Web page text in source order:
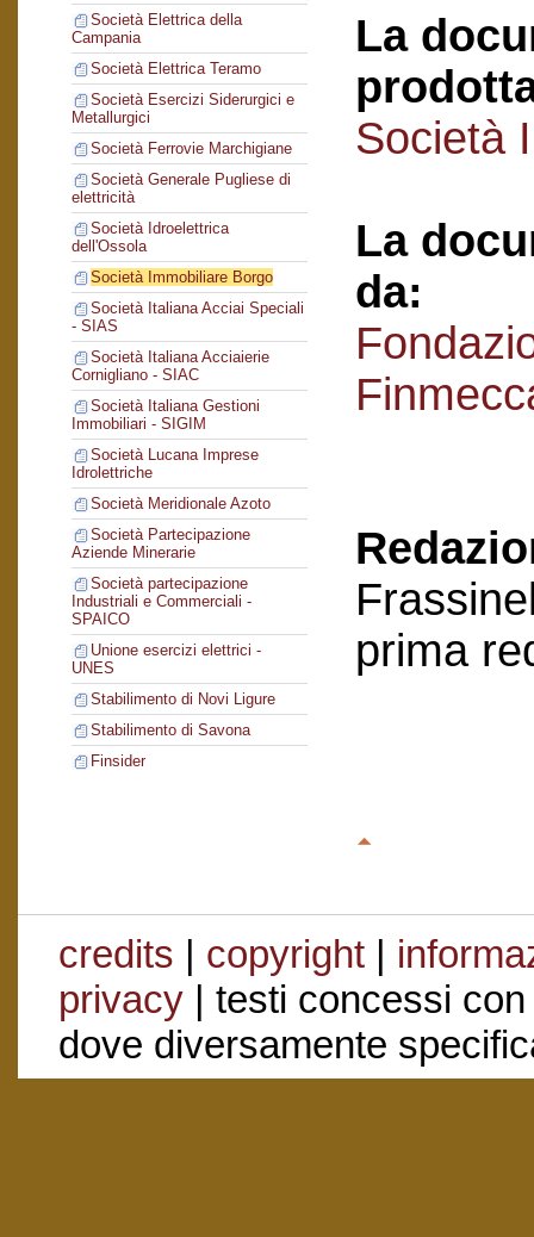
Società Elettrica della
Campania
Società Elettrica Teramo
Società Esercizi Siderurgici e
Metallurgici
Società Ferrovie Marchigiane
Società Generale Pugliese di
elettricità
Società Idroelettrica
dell'Ossola
Società Immobiliare Borgo
Società Italiana Acciai Speciali
- SIAS
Società Italiana Acciaierie
Cornigliano - SIAC
Società Italiana Gestioni
Immobiliari - SIGIM
Società Lucana Imprese
Idrolettriche
Società Meridionale Azoto
Società Partecipazione
Aziende Minerarie
Società partecipazione
Industriali e Commerciali -
SPAICO
Unione esercizi elettrici -
UNES
Stabilimento di Novi Ligure
Stabilimento di Savona
Finsider
La
Società
La
da:
prima
credits | copyright|
privacy| testi concessi
dove diversamente